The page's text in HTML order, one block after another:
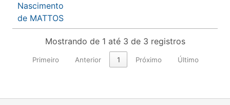
Nascimento
de MATTOS
Mostrando de 1 até 3 de 3 registros
Primeiro Anterior 1 Próximo Último